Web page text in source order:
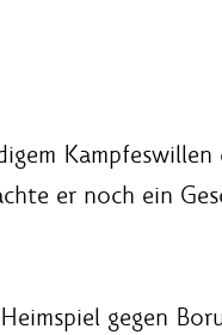
Kampfeswillen
er noch ein
gegen